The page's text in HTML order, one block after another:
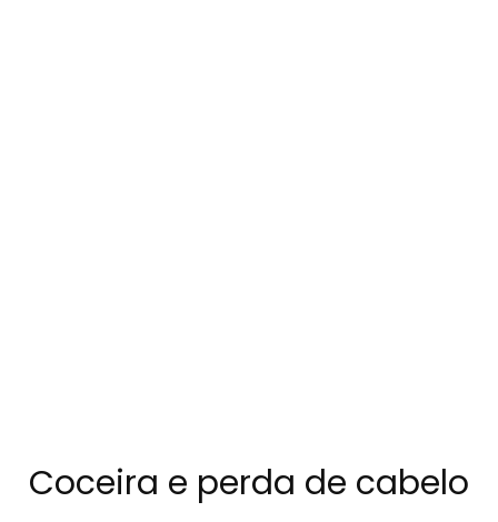
Coceira e perda de cabelo